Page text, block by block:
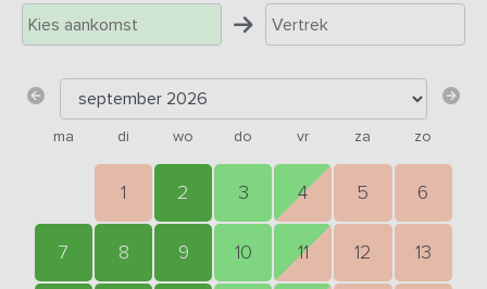
ma di wo do vr za zo
1 2 3 4 5 6
7 8 9 10 11 12 13